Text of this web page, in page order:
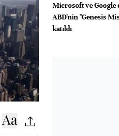
Microsoft ve Google
ABD'nin "Genesis
katıldı